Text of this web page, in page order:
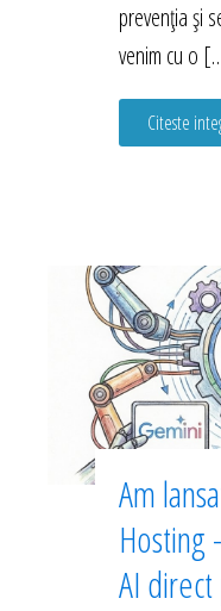
prevenția și
venim cu o
Citeste
Am
Hosting
AI